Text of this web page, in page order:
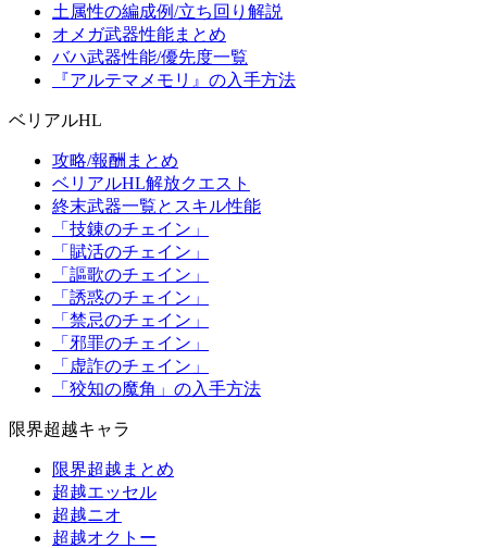
土属性の編成例/立ち回り解説
オメガ武器性能まとめ
バハ武器性能/優先度一覧
『アルテマメモリ』の入手方法
ベリアルHL
攻略/報酬まとめ
ベリアルHL解放クエスト
終末武器一覧とスキル性能
「技錬のチェイン」
「賦活のチェイン」
「謳歌のチェイン」
「誘惑のチェイン」
「禁忌のチェイン」
「邪罪のチェイン」
「虚詐のチェイン」
「狡知の魔角」の入手方法
限界超越キャラ
限界超越まとめ
超越エッセル
超越ニオ
超越オクトー